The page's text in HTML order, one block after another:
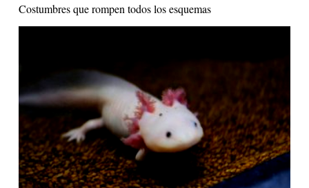
Costumbres que rompen todos los esquemas